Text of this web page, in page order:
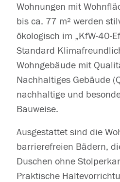
Wohnungen mit
bis ca. 77 m² werden
ökologisch im „KfW-40-
Standard
Wohngebäude mit
Nachhaltiges Gebäude
nachhaltige und
Bauweise.
Ausgestattet sind die
barrierefreien Bädern,
Duschen ohne
Praktische